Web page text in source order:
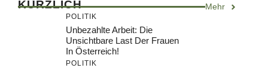
KÜRZLICH Mehr
POLITIK
Unbezahlte Arbeit: Die
Unsichtbare Last Der Frauen
In Österreich!
POLITIK